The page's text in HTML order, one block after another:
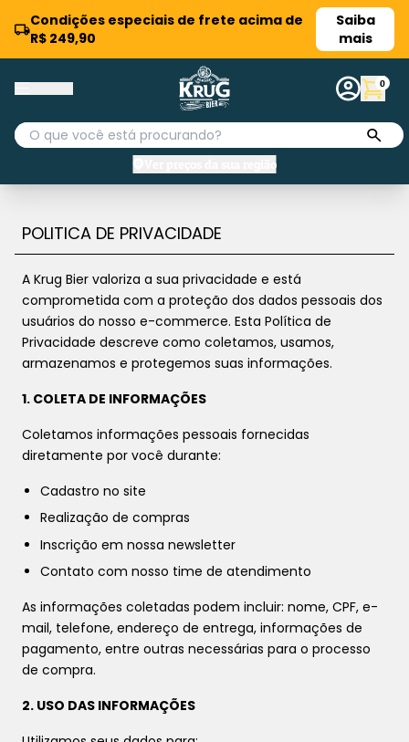
Condições especiais de frete acima de
R$ 249,90
Saiba
mais
Ver preços da sua região
0
POLITICA DE PRIVACIDADE
A Krug Bier valoriza a sua privacidade e está
comprometida com a proteção dos dados pessoais dos
usuários do nosso e-commerce. Esta Política de
Privacidade descreve como coletamos, usamos,
armazenamos e protegemos suas informações.
1. COLETA DE INFORMAÇÕES
Coletamos informações pessoais fornecidas
diretamente por você durante:
Cadastro no site
Realização de compras
Inscrição em nossa newsletter
Contato com nosso time de atendimento
As informações coletadas podem incluir: nome, CPF, e-
mail, telefone, endereço de entrega, informações de
pagamento, entre outras necessárias para o processo
de compra.
2. USO DAS INFORMAÇÕES